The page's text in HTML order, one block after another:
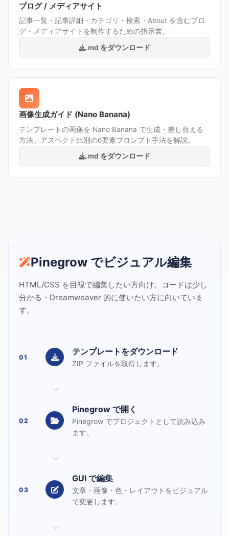
ブログ / メディアサイト
記事一覧・記事詳細・カテゴリ・検索・About を含むブロ
グ・メディアサイトを制作するための指示書。
.md をダウンロード
画像生成ガイド (Nano Banana)
テンプレートの画像を Nano Banana で生成・差し替える
方法。アスペクト比別の6要素プロンプト手法を解説。
.md をダウンロード
Pinegrow でビジュアル編集
HTML/CSS を目視で編集したい方向け。コードは少し
分かる・Dreamweaver 的に使いたい方に向いていま
す。
01
テンプレートをダウンロード
ZIP ファイルを取得します。
02
Pinegrow で開く
Pinegrow でプロジェクトとして読み込み
ます。
03
GUI で編集
文章・画像・色・レイアウトをビジュアル
で変更します。